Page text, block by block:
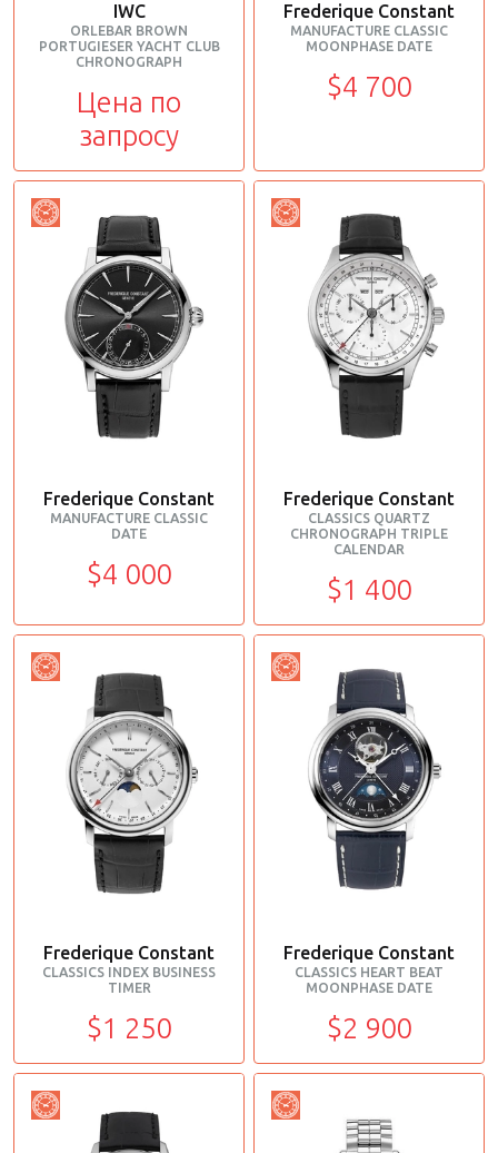
IWC
ORLEBAR BROWN
PORTUGIESER YACHT CLUB
CHRONOGRAPH
Цена по
запросу
Frederique Constant
MANUFACTURE CLASSIC
MOONPHASE DATE
$4 700
Frederique Constant
MANUFACTURE CLASSIC
DATE
$4 000
Frederique Constant
CLASSICS QUARTZ
CHRONOGRAPH TRIPLE
CALENDAR
$1 400
Frederique Constant
CLASSICS INDEX BUSINESS
TIMER
$1 250
Frederique Constant
CLASSICS HEART BEAT
MOONPHASE DATE
$2 900